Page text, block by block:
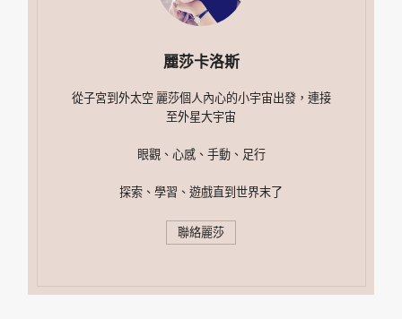
麗莎卡洛斯
從子宮到外太空 麗莎個人內心的小宇宙出發，連接
至外星大宇宙
眼觀、心感、手動、足行
探索、學習、遊戲直到世界末了
聯絡麗莎